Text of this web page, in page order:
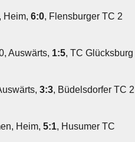
Heim, 6:0, Flensburger TC 2
Auswärts, 1:5, TC Glücksburg
3:3, Büdelsdorfer TC 2
Heim, 5:1, Husumer TC